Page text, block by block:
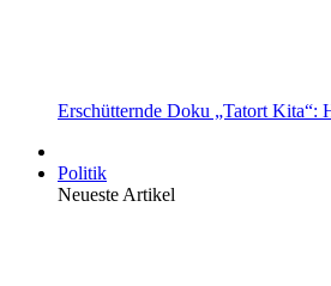
Erschütternde Doku „Tatort
Politik
Neueste Artikel